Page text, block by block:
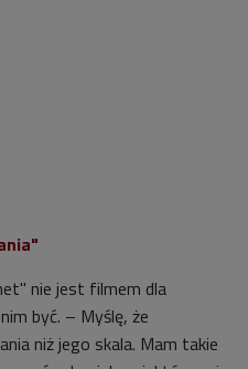
nie jest filmem dla
być. – Myślę, że
niż jego skala. Mam takie